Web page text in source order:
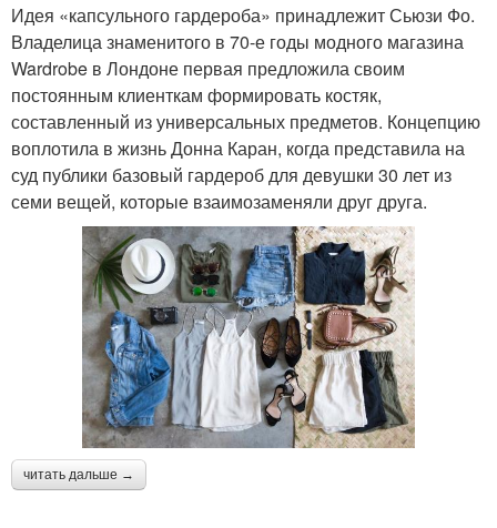
Идея «капсульного гардероба» принадлежит Сьюзи Фо.
Владелица знаменитого в 70-е годы модного магазина
Wardrobe в Лондоне первая предложила своим
постоянным клиенткам формировать костяк,
составленный из универсальных предметов. Концепцию
воплотила в жизнь Донна Каран, когда представила на
суд публики базовый гардероб для девушки 30 лет из
семи вещей, которые взаимозаменяли друг друга.
читать дальше →